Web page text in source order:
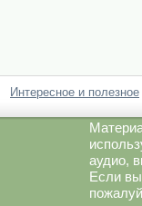
Интересное и полезное
аудио,
Если вы